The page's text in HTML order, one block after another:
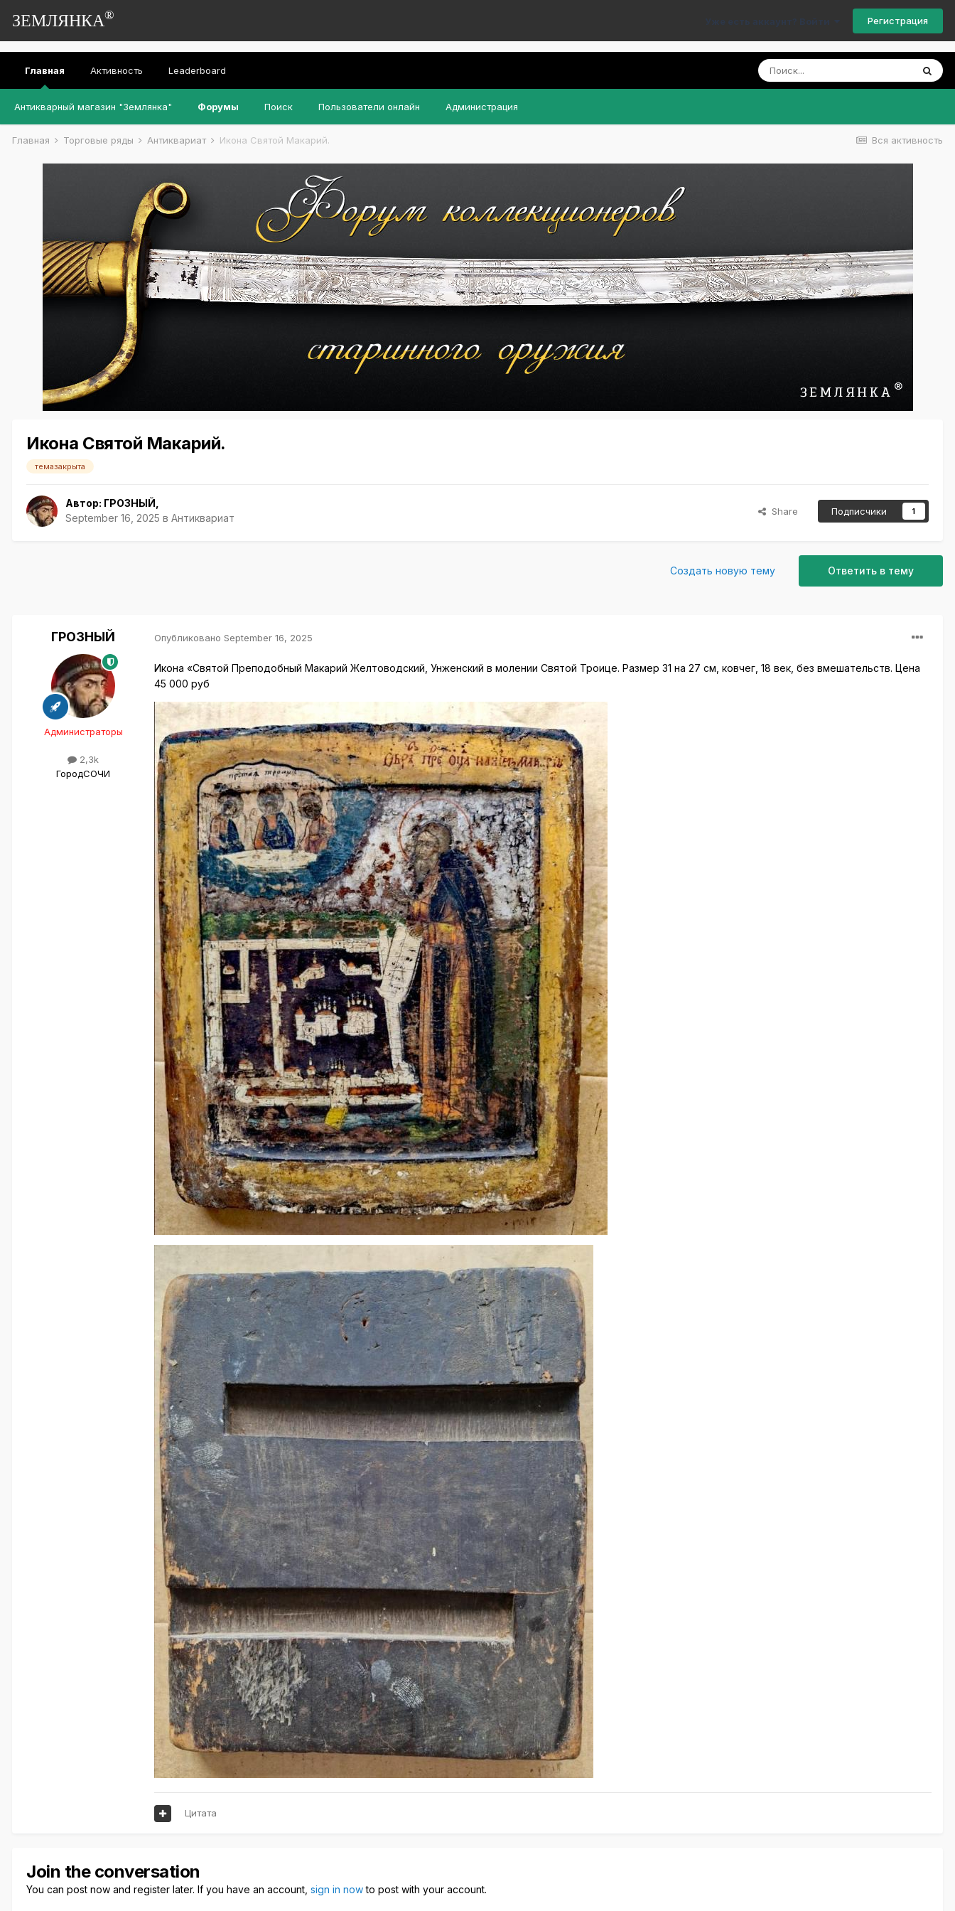
ЗЕМЛЯНКА® Уже есть аккаунт? Войти Регистрация
Главная
Антикварный магазин "Землянка" Форумы Поиск Пользователи онлайн Администрация
Активность Leaderboard
Вся активность
Главная Торговые ряды Антиквариат Икона Святой Макарий.
Икона Святой Макарий.
темазакрыта
Автор: ГРОЗНЫЙ
September 16, 2025 в Антиквариат
Share Подписчики 1
Ответить в тему
Создать новую тему
ГРОЗНЫЙ
Администраторы
2,3k
ГородСОЧИ
Опубликовано September 16, 2025
Икона «Святой Преподобный Макарий Желтоводский, Унженский в молении Святой Троице. Размер 31 на 27 см, ковчег, 18 век, без вмешательств. Цена
45 000 руб
Цитата
Join the conversation
You can post now and register later. If you have an account, sign in nowto post with your account.